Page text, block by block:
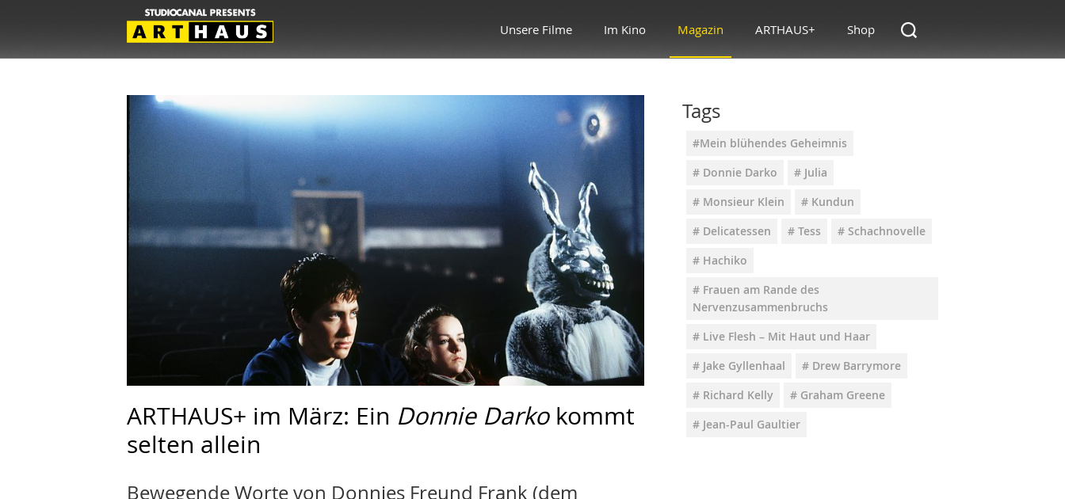
Unsere Filme Im Kino Magazin ARTHAUS+ Shop
ARTHAUS+ im März: Ein Donnie Darkokommt
selten allein
Bewegende Worte von Donnies Freund Frank (dem
Tags
#Mein blühendes Geheimnis
# Donnie Darko
# Julia
# Monsieur Klein
# Kundun
# Delicatessen
# Tess
# Schachnovelle
# Hachiko
# Frauen am Rande des
Nervenzusammenbruchs
# Live Flesh – Mit Haut und Haar
# Jake Gyllenhaal
# Drew Barrymore
# Richard Kelly
# Graham Greene
# Jean-Paul Gaultier